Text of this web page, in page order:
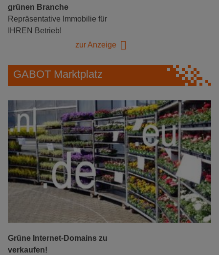
grünen Branche
Repräsentative Immobilie für
IHREN Betrieb!
zur Anzeige
GABOT Marktplatz
Grüne Internet-Domains zu
verkaufen!